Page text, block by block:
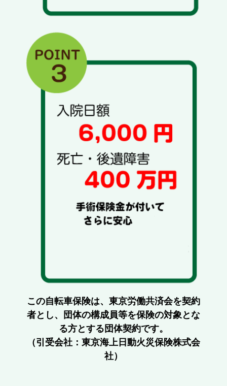
この自転車保険は、東京労働共済会を契約
者とし、団体の構成員等を保険の対象とな
る方とする団体契約です。
（引受会社：東京海上日動火災保険株式会
社）